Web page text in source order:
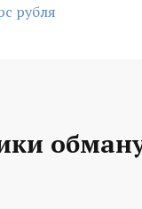
рубля